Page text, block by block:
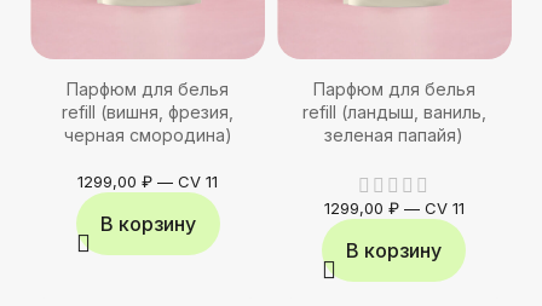
Парфюм для белья
refill (вишня, фрезия,
черная смородина)
1299,00 ₽ — CV 11
В корзину
Парфюм для белья
refill (ландыш, ваниль,
зеленая папайя)
1299,00 ₽— CV 11
В корзину